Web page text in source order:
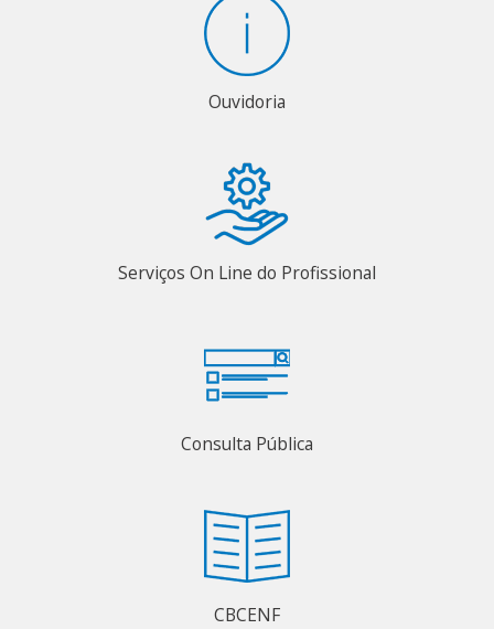
Ouvidoria
Serviços On Line do Profissional
Consulta Pública
CBCENF